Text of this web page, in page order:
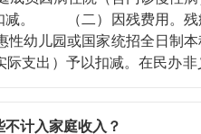
减。 （二）因残费用。残
儿园或国家统招全日制本
支出）予以扣减。在民办
计入家庭收入？